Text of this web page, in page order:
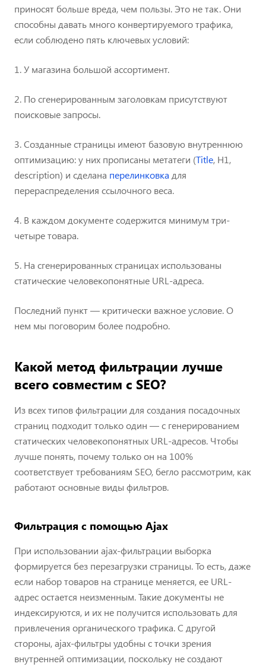
приносят больше вреда, чем пользы. Это не так. Они
способны давать много конвертируемого трафика,
если соблюдено пять ключевых условий:
1. У магазина большой ассортимент.
2. По сгенерированным заголовкам присутствуют
поисковые запросы.
3. Созданные страницы имеют базовую внутреннюю
оптимизацию: у них прописаны метатеги (Title, H1,
description) и сделана перелинковка для
перераспределения ссылочного веса.
4. В каждом документе содержится минимум три-
четыре товара.
5. На сгенерированных страницах использованы
статические человекопонятные URL-адреса.
Последний пункт — критически важное условие. О
нем мы поговорим более подробно.
Какой метод фильтрации лучше
всего совместим с SEO?
Из всех типов фильтрации для создания посадочных
страниц подходит только один — с генерированием
статических человекопонятных URL-адресов. Чтобы
лучше понять, почему только он на 100%
соответствует требованиям SEO, бегло рассмотрим, как
работают основные виды фильтров.
Фильтрация с помощью Ajax
При использовании ajax-фильтрации выборка
формируется без перезагрузки страницы. То есть, даже
если набор товаров на странице меняется, ее URL-
адрес остается неизменным. Такие документы не
индексируются, и их не получится использовать для
привлечения органического трафика. С другой
стороны, ajax-фильтры удобны с точки зрения
внутренней оптимизации, поскольку не создают